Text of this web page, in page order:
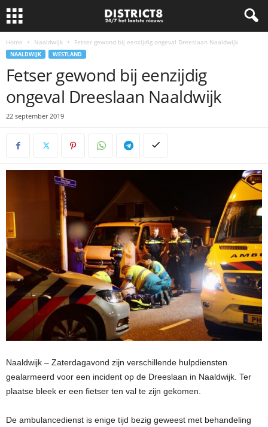
Home Naaldwijk Fetser gewond bij eenzijdig ongeval Dreeslaan Naaldwijk
NAALDWIJK WESTLAND
Fetser gewond bij eenzijdig
ongeval Dreeslaan Naaldwijk
22 september 2019
Naaldwijk – Zaterdagavond zijn verschillende hulpdiensten
gealarmeerd voor een incident op de Dreeslaan in Naaldwijk. Ter
plaatse bleek er een fietser ten val te zijn gekomen.
De ambulancedienst is enige tijd bezig geweest met behandeling